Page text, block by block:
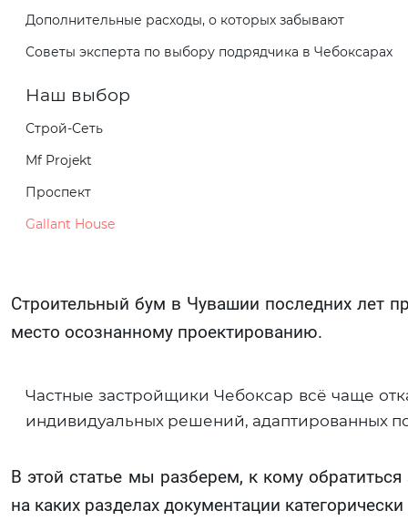
Дополнительные расходы, о которых забывают
Советы эксперта по выбору подрядчика в Чебоксарах
Наш выбор
Строй-Сеть
Mf Projekt
Проспект
Gallant House
Строительный бум в Чувашии последних лет
место осознанному проектированию.
Частные застройщики Чебоксар всё чаще
индивидуальных решений, адаптированных
В этой статье мы разберем, к кому
на каких разделах документации